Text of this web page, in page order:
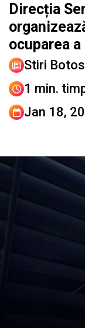
Direcția
ocuparea
Stiri
1 min.
Jan 18,